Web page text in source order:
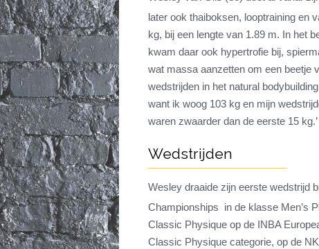
later ook thaiboksen, looptraining en
kg, bij een lengte van 1.89 m. In het
kwam daar ook hypertrofie bij,
wat massa aanzetten om een beetje
wedstrijden in het natural
want ik woog 103 kg en mijn
waren zwaarder dan de eerste 15 kg.’
Wedstrijden
Wesley draaide zijn eerste wedstrijd
Championships in de klasse Men’s
Classic Physique op de INBA
Classic Physique categorie, op de